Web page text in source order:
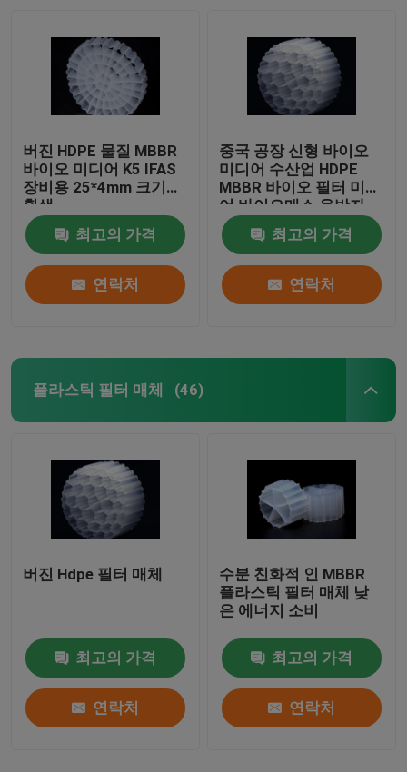
버진 HDPE 물질 MBBR
바이오 미디어 K5 IFAS
장비용 25*4mm 크기의
흰색
최고의 가격
연락처
중국 공장 신형 바이오
미디어 수산업 HDPE
MBBR 바이오 필터 미디
어 바이오매스 운반자
떠있는 미디어
최고의 가격
연락처
플라스틱 필터 매체 (46)
버진 Hdpe 필터 매체
최고의 가격
연락처
수분 친화적 인 MBBR
플라스틱 필터 매체 낮
은 에너지 소비
최고의 가격
연락처